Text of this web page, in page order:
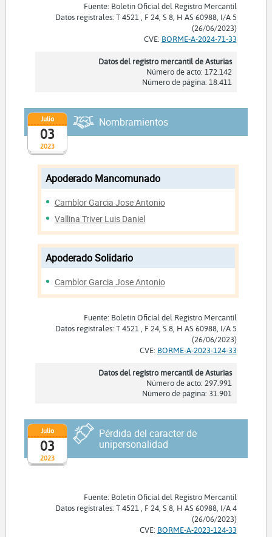
Fuente: Boletín Oficial del Registro Mercantil
Datos registrales: T 4521 , F 24, S 8, H AS 60988, I/A 5
(26/06/2023)
CVE: BORME-A-2024-71-33
Datos del registro mercantil de Asturias
Número de acto: 172.142
Número de página: 18.411
2023
Julio
03
Nombramientos
Apoderado Mancomunado
Camblor Garcia Jose Antonio
Vallina Triver Luis Daniel
Apoderado Solidario
Camblor Garcia Jose Antonio
Fuente: Boletín Oficial del Registro Mercantil
Datos registrales: T 4521 , F 24, S 8, H AS 60988, I/A 5
(26/06/2023)
CVE: BORME-A-2023-124-33
Datos del registro mercantil de Asturias
Número de acto: 297.991
Número de página: 31.901
2023
Julio
03
Pérdida del caracter de
unipersonalidad
Fuente: Boletín Oficial del Registro Mercantil
Datos registrales: T 4521 , F 24, S 8, H AS 60988, I/A 4
(26/06/2023)
CVE: BORME-A-2023-124-33